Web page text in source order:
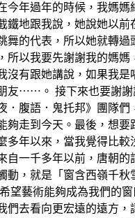
今年過年的時候，我媽媽
鐵地跟我說，她說她以前
舞的代表，所以她就轉過
所以我要先謝謝我的媽媽
沒有跟她講說，如果我是
友⋯⋯。 接下來也要謝謝
．腹語．鬼托邦》團隊們
夠走到今天。最後，想要
多年以來，當我覺得比較
自一千多年以前，唐朝的
動，就是「窗含西嶺千秋
望藝術能夠成為我們的
們去看向更宏遠的遠方，